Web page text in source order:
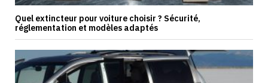
Quel extincteur pour voiture choisir ? Sécurité,
réglementation et modèles adaptés